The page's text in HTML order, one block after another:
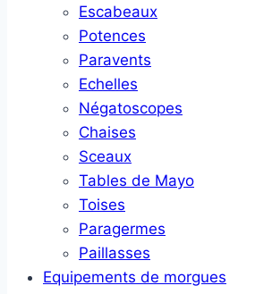
Escabeaux
Potences
Paravents
Echelles
Négatoscopes
Chaises
Sceaux
Tables de Mayo
Toises
Paragermes
Paillasses
Equipements de morgues